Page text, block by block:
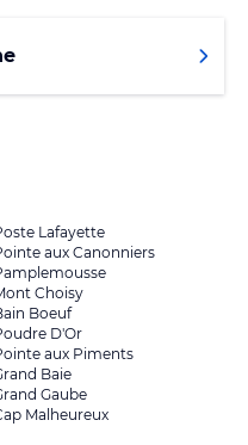
Lafayette
aux Canonniers
Choisy
Boeuf
D'Or
aux Piments
Baie
Gaube
Malheureux